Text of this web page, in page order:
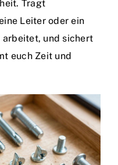
Tragt
Leiter oder ein
arbeitet, und sichert
euch Zeit und